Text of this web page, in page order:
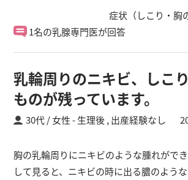
症状（しこり・胸
1名の乳腺専門医が回答
乳輪周りのニキビ、しこ
ものが残っています。
30代 / 女性 生理後 , 出産経験なし
胸の乳輪周りにニキビのような腫れがで
して見ると、ニキビの時に出る膿のよう